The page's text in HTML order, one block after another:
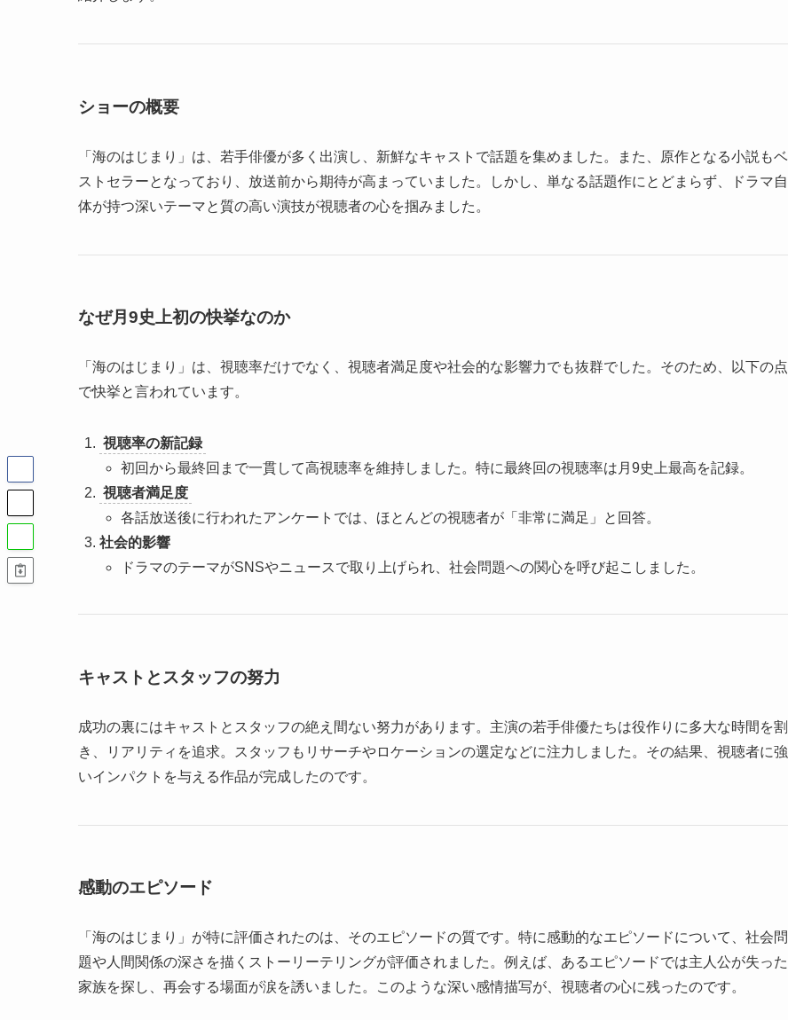
ショーの概要
「海のはじまり」は、若手俳優が多く出演し、新鮮なキャストで話題を集めました。また、原作となる小説もベ
ストセラーとなっており、放送前から期待が高まっていました。しかし、単なる話題作にとどまらず、ドラマ自
体が持つ深いテーマと質の高い演技が視聴者の心を掴みました。
なぜ月9史上初の快挙なのか
「海のはじまり」は、視聴率だけでなく、視聴者満足度や社会的な影響力でも抜群でした。そのため、以下の点
で快挙と言われています。
視聴率の新記録
初回から最終回まで一貫して高視聴率を維持しました。特に最終回の視聴率は月9史上最高を記録。
視聴者満足度
各話放送後に行われたアンケートでは、ほとんどの視聴者が「非常に満足」と回答。
社会的影響
ドラマのテーマがSNSやニュースで取り上げられ、社会問題への関心を呼び起こしました。
キャストとスタッフの努力
成功の裏にはキャストとスタッフの絶え間ない努力があります。主演の若手俳優たちは役作りに多大な時間を割
き、リアリティを追求。スタッフもリサーチやロケーションの選定などに注力しました。その結果、視聴者に強
いインパクトを与える作品が完成したのです。
感動のエピソード
「海のはじまり」が特に評価されたのは、そのエピソードの質です。特に感動的なエピソードについて、社会問
題や人間関係の深さを描くストーリーテリングが評価されました。例えば、あるエピソードでは主人公が失った
家族を探し、再会する場面が涙を誘いました。このような深い感情描写が、視聴者の心に残ったのです。